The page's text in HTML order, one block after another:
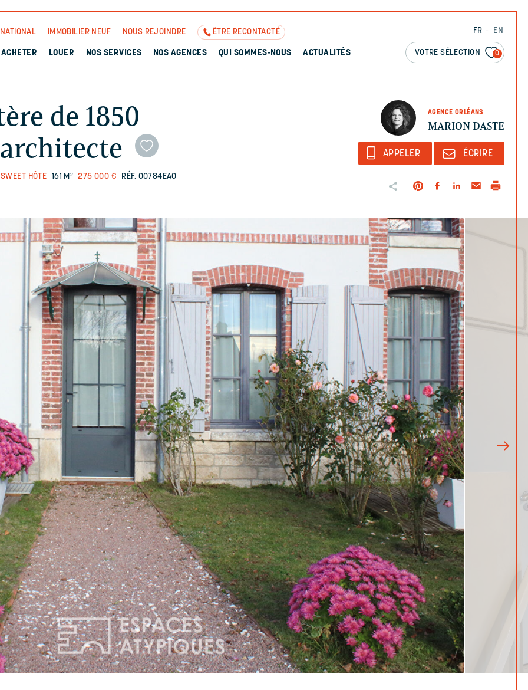
FR EN
VOTRE SÉLECTION 0
IMMOBILIER NEUF NOUS REJOINDRE ÊTRE RECONTACTÉ
ACHETER LOUER NOS SERVICES NOS AGENCES QUI SOMMES-NOUS ACTUALITÉS
AGENCE ORLÉANS
MARION DASTE
de 1850
HÔTE 161 M² 275 000 € RÉF. 00784EAO
APPELER ÉCRIRE